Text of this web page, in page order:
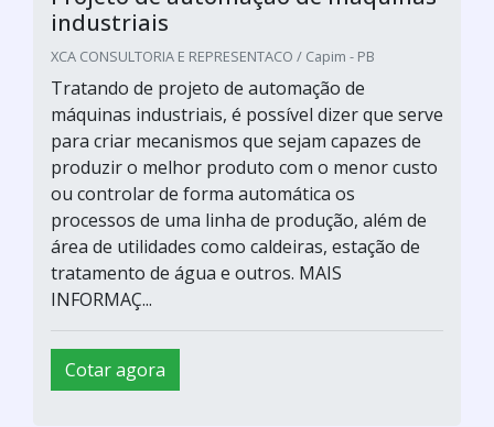
industriais
XCA CONSULTORIA E REPRESENTACO / Capim - PB
Tratando de projeto de automação de
máquinas industriais, é possível dizer que serve
para criar mecanismos que sejam capazes de
produzir o melhor produto com o menor custo
ou controlar de forma automática os
processos de uma linha de produção, além de
área de utilidades como caldeiras, estação de
tratamento de água e outros. MAIS
INFORMAÇ...
Cotar agora